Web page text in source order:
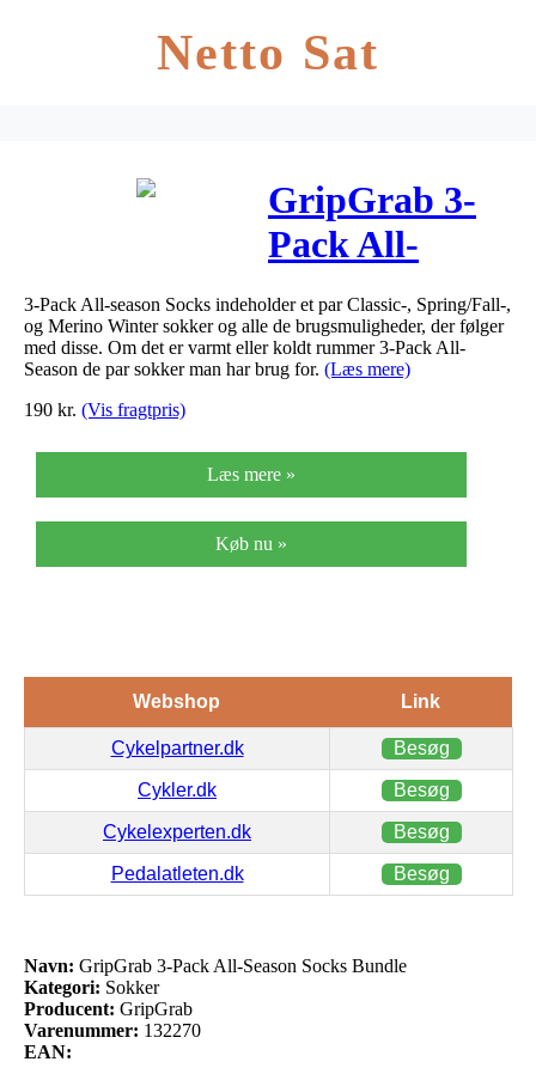
Netto Sat
GripGrab 3-
Pack All-
Season Socks
Bundle
3-Pack All-season Socks indeholder et par Classic-, Spring/Fall-,
og Merino Winter sokker og alle de brugsmuligheder, der følger
med disse. Om det er varmt eller koldt rummer 3-Pack All-
Season de par sokker man har brug for. (Læs mere)
190 kr. (Vis fragtpris)
Læs mere »
Køb nu »
Webshop Link
Cykelpartner.dk Besøg
Cykler.dk Besøg
Cykelexperten.dk Besøg
Pedalatleten.dk Besøg
Navn: GripGrab 3-Pack All-Season Socks Bundle
Kategori: Sokker
Producent: GripGrab
Varenummer: 132270
EAN: